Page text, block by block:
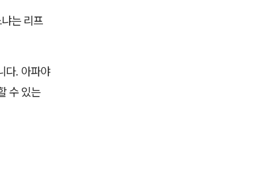
는 리프
다. 아파야
수 있는